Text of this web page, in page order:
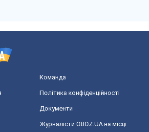
Команда
Політика конфіденційності
Документи
Журналісти OBOZ.UA на місці